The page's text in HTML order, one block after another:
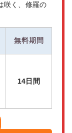
咲く、修羅の
無料期間
14日間